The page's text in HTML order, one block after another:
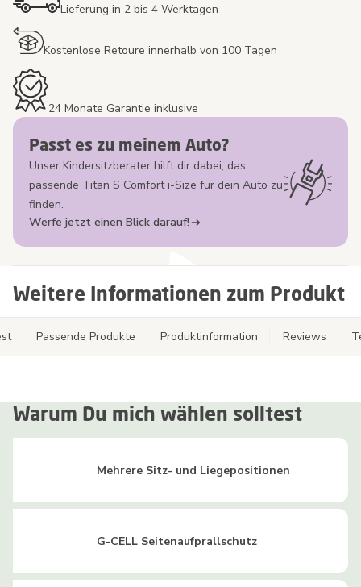
Lieferung in 2 bis 4 Werktagen
Kostenlose Retoure innerhalb von 100 Tagen
24 Monate Garantie inklusive
Passt es zu meinem Auto?
Unser Kindersitzberater hilft dir dabei, das
passende Titan S Comfort i-Size für dein Auto zu
finden.
Werfe jetzt einen Blick darauf!
Weitere Informationen zum Produkt
Passende Produkte Produktinformation Reviews
Warum Du mich wählen solltest
Mehrere Sitz- und Liegepositionen
G-CELL Seitenaufprallschutz